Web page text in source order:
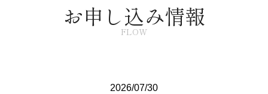
お申し込み情報
FLOW
2026/07/30